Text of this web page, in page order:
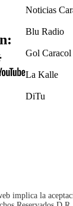
youtube-
google
Noticias
Blu Radio
Gol Caracol
La Kalle
DiTu
implica la